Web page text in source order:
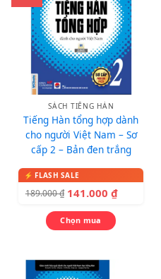
SÁCH TIẾNG HÀN
Tiếng Hàn tổng hợp dành
cho người Việt Nam – Sơ
cấp 2 – Bản đen trắng
189.000₫ 141.000 ₫
Chọn mua